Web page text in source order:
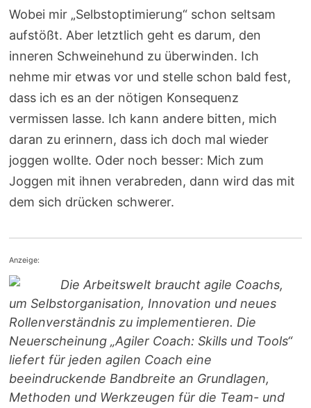
Wobei mir „Selbstoptimierung“ schon seltsam
aufstößt. Aber letztlich geht es darum, den
inneren Schweinehund zu überwinden. Ich
nehme mir etwas vor und stelle schon bald fest,
dass ich es an der nötigen Konsequenz
vermissen lasse. Ich kann andere bitten, mich
daran zu erinnern, dass ich doch mal wieder
joggen wollte. Oder noch besser: Mich zum
Joggen mit ihnen verabreden, dann wird das mit
dem sich drücken schwerer.
Anzeige:
Die Arbeitswelt braucht agile Coachs,
um Selbstorganisation, Innovation und neues
Rollenverständnis zu implementieren. Die
Neuerscheinung „Agiler Coach: Skills und Tools“
liefert für jeden agilen Coach eine
beeindruckende Bandbreite an Grundlagen,
Methoden und Werkzeugen für die Team- und